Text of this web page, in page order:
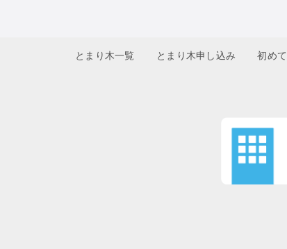
とまり木一覧 とまり木申し込み 初め